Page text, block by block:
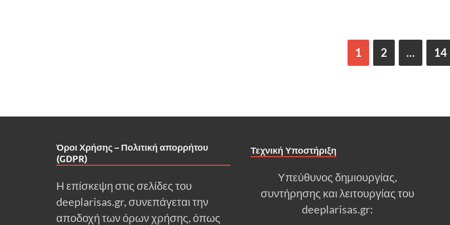
1 2 … 14
Όροι Χρήσης – Πολιτική απορρήτου
(GDPR)
Η επίσκεψη στις σελίδες του
deeplarisas.gr, συνεπάγεται την
αποδοχή των όρων χρήσης, όπως
Τεχνική Υποστήριξη
Υπεύθυνος δημιουργίας,
συντήρησης και λειτουργίας του
deeplarisas.gr: